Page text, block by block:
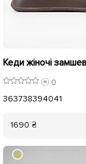
0
363738394041
1690 ₴